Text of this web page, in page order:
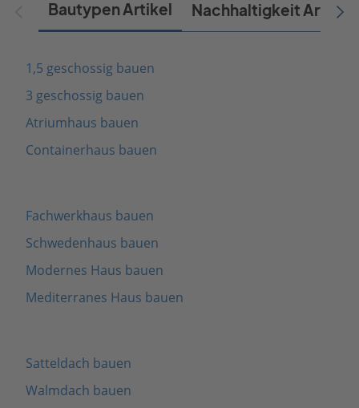
Bautypen Artikel Nachhaltigkeit Artikel
1,5 geschossig bauen
3 geschossig bauen
Atriumhaus bauen
Containerhaus bauen
Fachwerkhaus bauen
Schwedenhaus bauen
Modernes Haus bauen
Mediterranes Haus bauen
Satteldach bauen
Walmdach bauen